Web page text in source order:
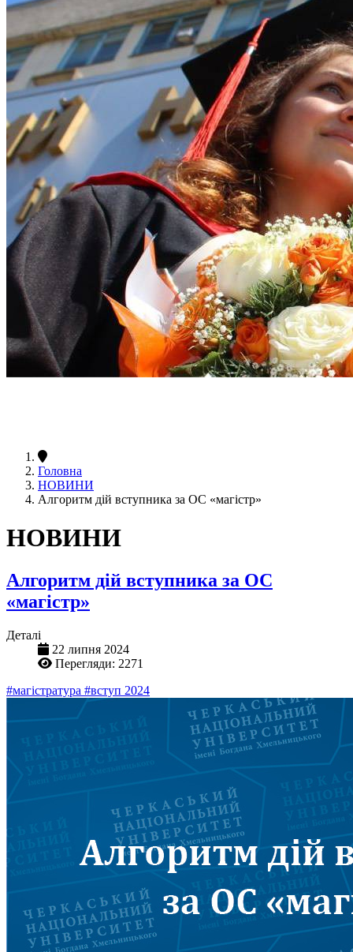
Головна
НОВИНИ
Алгоритм дій вступника за ОС «магістр»
НОВИНИ
Алгоритм дій вступника за ОС
«магістр»
Деталі
22 липня 2024
Перегляди: 2271
#магістратура #вступ 2024